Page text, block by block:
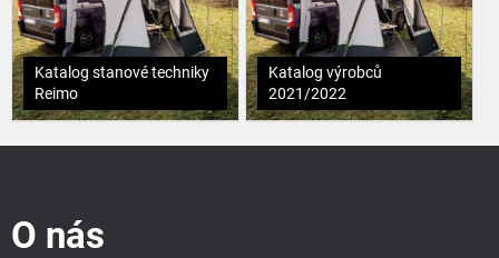
Katalog stanové techniky
Reimo
Katalog výrobců
2021/2022
O nás